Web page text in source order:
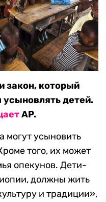
закон, который
детей.
AP.
могут усыновить
того, их может
опекунов. Дети-
должны жить
и традиции»,